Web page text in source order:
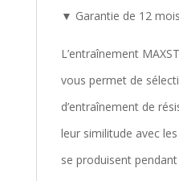
▼ Garantie de 12
L’entraînement
vous permet de
d’entraînement de
leur similitude avec
se produisent